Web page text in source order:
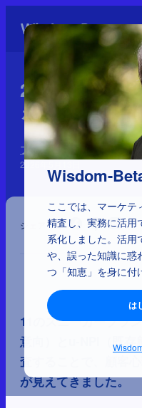
Wisdom-
ここでは、マーケテ
精査し、実務に活用
系化しました。活用
や、誤った知識に惑
つ「知恵」を身に付
は
2-5-25：「次
を指標とする
ブランディングの誤解
2026年5月13日
シェア
11のスニーカーブラ
意向）とu-NPI（既存
査することで、顧客
が見えてきました。